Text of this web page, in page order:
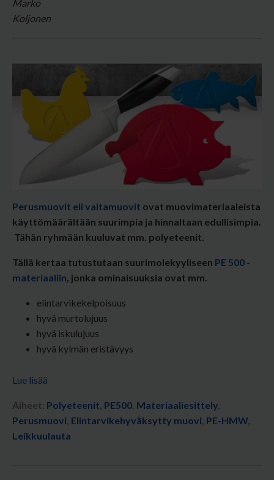
Perusmuovit eli valtamuovit ovat muovimateriaaleista
käyttömäärältään suurimpia ja hinnaltaan edullisimpia.
Tähän ryhmään kuuluvat mm. polyeteenit.
Tällä kertaa tutustutaan suurimolekyyliseen PE 500 -
materiaaliin, jonka ominaisuuksia ovat mm.
elintarvikekelpoisuus
hyvä murtolujuus
hyvä iskulujuus
hyvä kylmän eristävyys
Lue lisää
Aiheet: Polyeteenit, PE500, Materiaaliesittely,
Perusmuovi, Elintarvikehyväksytty muovi, PE-HMW,
Leikkuulauta